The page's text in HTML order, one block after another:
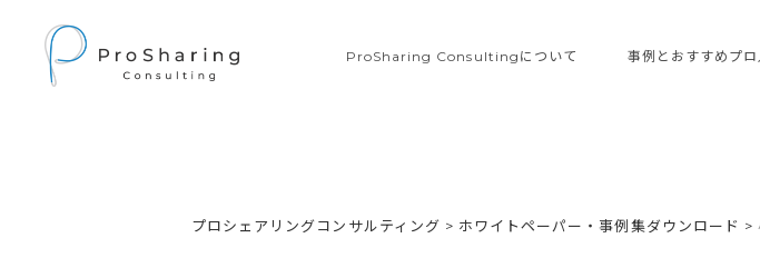
ProSharing Consultingについて 事例とおすすめプ
プロシェアリングコンサルティング > ホワイトペーパー・事例集ダウンロード >